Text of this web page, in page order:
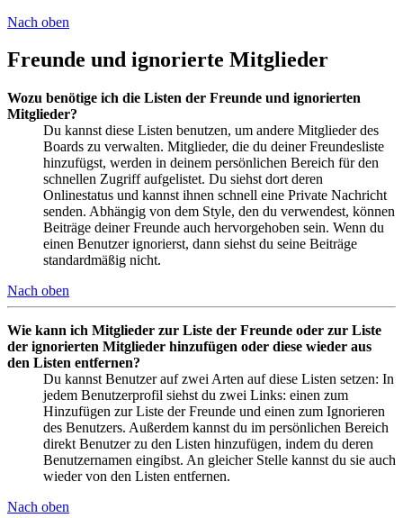
Nach oben
Freunde und ignorierte Mitglieder
Wozu benötige ich die Listen der Freunde und ignorierten
Mitglieder?
Du kannst diese Listen benutzen, um andere Mitglieder des
Boards zu verwalten. Mitglieder, die du deiner Freundesliste
hinzufügst, werden in deinem persönlichen Bereich für den
schnellen Zugriff aufgelistet. Du siehst dort deren
Onlinestatus und kannst ihnen schnell eine Private Nachricht
senden. Abhängig von dem Style, den du verwendest, können
Beiträge deiner Freunde auch hervorgehoben sein. Wenn du
einen Benutzer ignorierst, dann siehst du seine Beiträge
standardmäßig nicht.
Nach oben
Wie kann ich Mitglieder zur Liste der Freunde oder zur Liste
der ignorierten Mitglieder hinzufügen oder diese wieder aus
den Listen entfernen?
Du kannst Benutzer auf zwei Arten auf diese Listen setzen: In
jedem Benutzerprofil siehst du zwei Links: einen zum
Hinzufügen zur Liste der Freunde und einen zum Ignorieren
des Benutzers. Außerdem kannst du im persönlichen Bereich
direkt Benutzer zu den Listen hinzufügen, indem du deren
Benutzernamen eingibst. An gleicher Stelle kannst du sie auch
wieder von den Listen entfernen.
Nach oben